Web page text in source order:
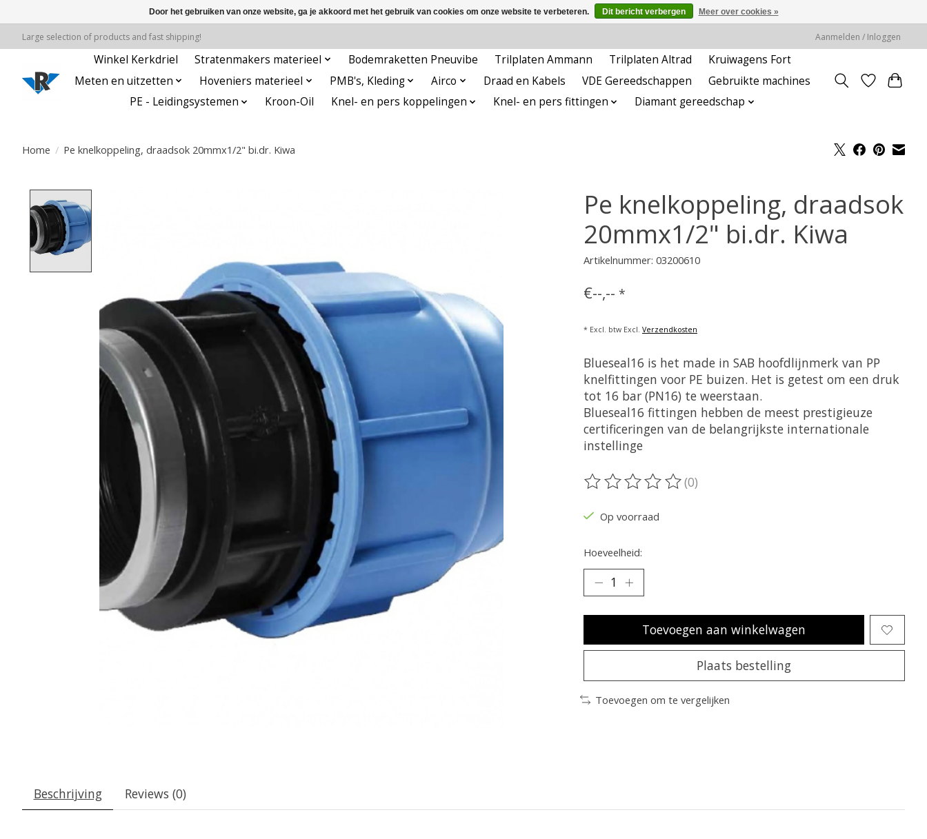
Large selection of products and fast shipping! Aanmelden / Inloggen
Winkel Kerkdriel Stratenmakers materieel Bodemraketten Pneuvibe Trilplaten Ammann Trilplaten Altrad
Kruiwagens Fort
Meten en uitzetten
Hoveniers materieel PMB's, Kleding Airco Draad en Kabels VDE Gereedschappen
Gebruikte machines
PE - Leidingsystemen
Kroon-Oil Knel- en pers koppelingen Knel- en pers fittingen Diamant gereedschap
Home / Pe knelkoppeling, draadsok 20mmx1/2" bi.dr. Kiwa
Pe knelkoppeling, draadsok
20mmx1/2" bi.dr. Kiwa
Artikelnummer: 03200610
€--,-- *
* Excl. btw Excl. Verzendkosten
Blueseal16 is het made in SAB hoofdlijnmerk van PP
knelfittingen voor PE buizen. Het is getest om een ​​druk
tot 16 bar (PN16) te weerstaan.
Blueseal16 fittingen hebben de meest prestigieuze
certificeringen van de belangrijkste internationale
instellinge
De beoordeling van dit product is
(0)
Op voorraad
Hoeveelheid:
Toevoegen aan winkelwagen
Plaats bestelling
Toevoegen om te vergelijken
Beschrijving Reviews (0)
Door het gebruiken van onze website, ga je akkoord met het gebruik van cookies om onze website te verbeteren. Dit bericht verbergen Meer over cookies »